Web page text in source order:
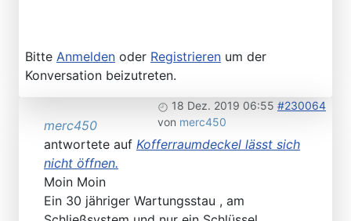
Bitte Anmelden oder Registrieren um der
Konversation beizutreten.
18 Dez. 2019 06:55 #230064
von merc450
merc450
antwortete auf Kofferraumdeckel lässt sich
nicht öffnen.
Moin Moin
Ein 30 jähriger Wartungsstau , am